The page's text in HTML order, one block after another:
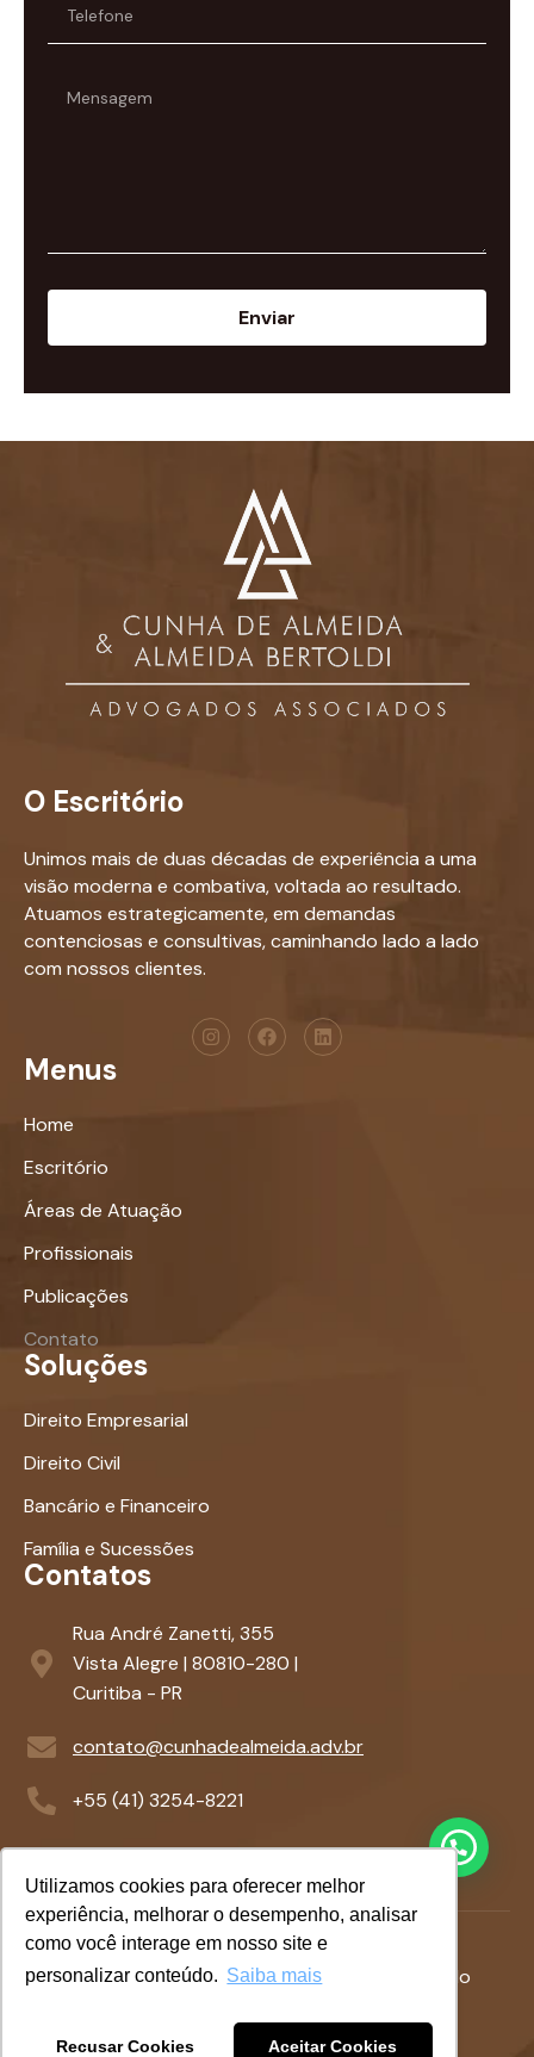
Utilizamos cookies para oferecer melhor
experiência, melhorar o desempenho, analisar
como você interage em nosso site e
personalizar conteúdo. Saiba mais
Recusar Cookies Aceitar Cookies
Enviar
O Escritório
Unimos mais de duas décadas de experiência a uma
visão moderna e combativa, voltada ao resultado.
Atuamos estrategicamente, em demandas
contenciosas e consultivas, caminhando lado a lado
com nossos clientes.
Menus
Home
Escritório
Áreas de Atuação
Profissionais
Publicações
Contato
Soluções
Direito Empresarial
Direito Civil
Bancário e Financeiro
Família e Sucessões
Contatos
Rua André Zanetti, 355
Vista Alegre | 80810-280 |
Curitiba - PR
contato@cunhadealmeida.adv.br
+55 (41) 3254-8221
Termos &
Politicas de
©2026
- Desenvolvido
Azempresas.com.br